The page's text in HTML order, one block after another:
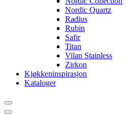
Nordic Quartz
Radius
Rubin
Safir
Titan
Vilan Stainless
Zirkon
Kjøkkeninspirasjon
Kataloger